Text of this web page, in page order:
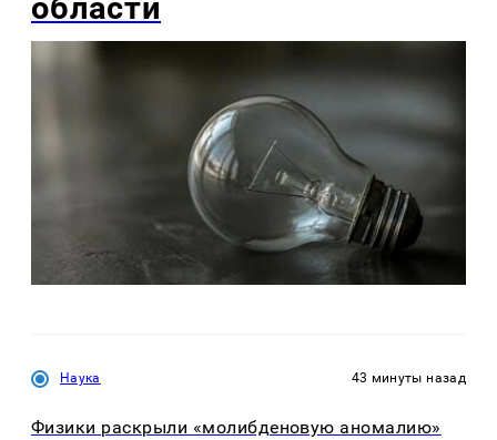
области
Наука 43 минуты назад
Физики раскрыли «молибденовую аномалию»